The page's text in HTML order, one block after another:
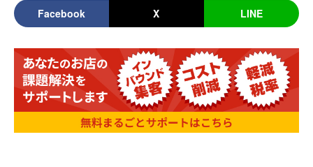
Facebook X LINE